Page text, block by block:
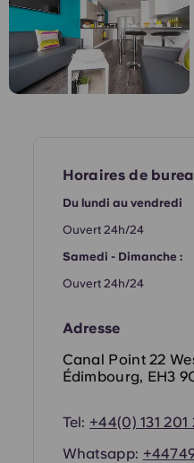
Català
Horaires de
Du lundi au vendredi
Ouvert 24h/24
Samedi - Dimanche :
Ouvert 24h/24
Adresse
Canal Point 22
Édimbourg, EH3
Tel: +44(0) 131 201
Whatsapp: +44